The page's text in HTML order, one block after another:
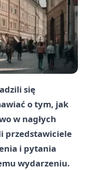
się
o tym, jak
w nagłych
przedstawiciele
i pytania
wydarzeniu.